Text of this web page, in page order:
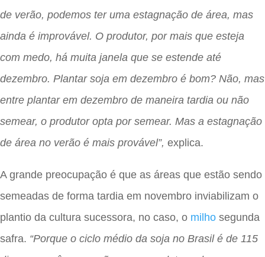
de verão, podemos ter uma estagnação de área, mas
ainda é improvável. O produtor, por mais que esteja
com medo, há muita janela que se estende até
dezembro. Plantar soja em dezembro é bom? Não, mas
entre plantar em dezembro de maneira tardia ou não
semear, o produtor opta por semear. Mas a estagnação
de área no verão é mais provável”, explica.
A grande preocupação é que as áreas que estão sendo
semeadas de forma tardia em novembro inviabilizam o
plantio da cultura sucessora, no caso, o milho segunda
safra. “Porque o ciclo médio da soja no Brasil é de 115